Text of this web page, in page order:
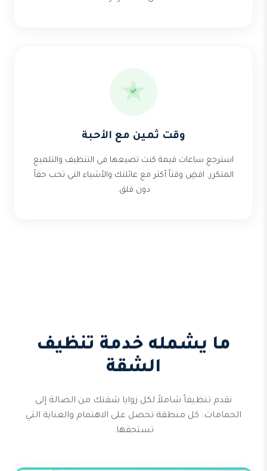
وقت ثمين مع الأحبة
استرجع ساعات قيمة كنت تضيعها في التنظيف والتلميع
المتكرر. اقضِ وقتاً أكثر مع عائلتك والأشياء التي تحب حقاً
دون قلق.
ما يشمله خدمة تنظيف
الشقة
نقدم تنظيفاً شاملاً لكل زوايا شقتك من الصالة إلى
الحمامات. كل منطقة تحصل على الاهتمام والعناية التي
تستحقها.